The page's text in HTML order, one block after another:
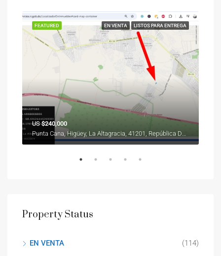
EN VENTA LISTOS PARA ENTREGA
FEATURED
US$240,000
Property Status
EN VENTA
(114)